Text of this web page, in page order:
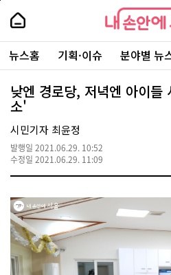
본
로
가
내
손
안
에
서
울
-
서
울
시
대
표
소
통
포
내
손
에
울
주
요
서
뉴스홈 기획·이슈 분야별 뉴
낮엔 경로당, 저녁엔 아이들
소'
시민기자 최윤정
발행일 2021.06.29. 10:52
수정일 2021.06.29. 11:09
페
상
단
로